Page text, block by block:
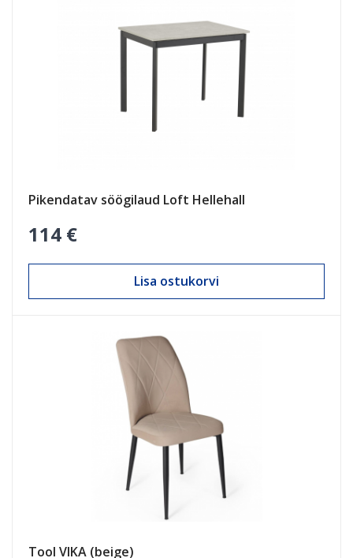
Pikendatav söögilaud Loft Hellehall
114 €
Lisa ostukorvi
Tool VIKA (beige)